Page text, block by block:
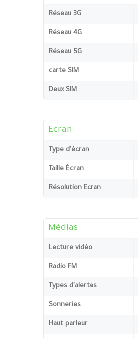
Réseau 3G
Réseau 4G
Réseau 5G
carte SIM
Deux SIM
Ecran
Type d'écran
Taille Écran
Résolution Ecran
Médias
Lecture vidéo
Radio FM
Types d'alertes
Sonneries
Haut parleur